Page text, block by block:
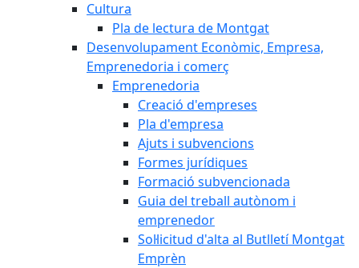
Cultura
Pla de lectura de Montgat
Desenvolupament Econòmic, Empresa,
Emprenedoria i comerç
Emprenedoria
Creació d'empreses
Pla d'empresa
Ajuts i subvencions
Formes jurídiques
Formació subvencionada
Guia del treball autònom i
emprenedor
Sol·licitud d'alta al Butlletí Montgat
Emprèn